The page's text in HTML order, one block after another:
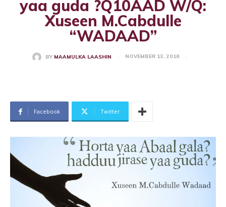
yaa guda ?Q10AAD W/Q:
Xuseen M.Cabdulle
“WADAAD”
BY MAAMULKA LAASHIN NOVEMBER 13, 2016
Facebook Twitter